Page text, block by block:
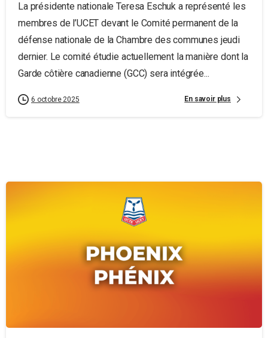
La présidente nationale Teresa Eschuk a représenté les
membres de l’UCET devant le Comité permanent de la
défense nationale de la Chambre des communes jeudi
dernier. Le comité étudie actuellement la manière dont la
Garde côtière canadienne (GCC) sera intégrée...
6 octobre 2025 En savoir plus